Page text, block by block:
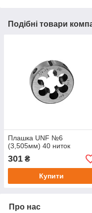
Подібні товари
Плашка UNF №6
(3,505мм) 40 ниток
301 ₴
Купити
Про нас